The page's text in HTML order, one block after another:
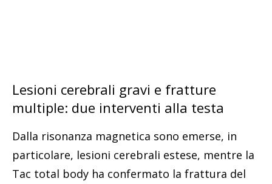
Lesioni cerebrali gravi e fratture
multiple: due interventi alla testa
Dalla risonanza magnetica sono emerse, in
particolare, lesioni cerebrali estese, mentre la
Tac total body ha confermato la frattura del